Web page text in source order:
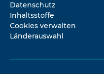
Datenschutz
Inhaltsstoffe
Cookies verwalten
Länderauswahl